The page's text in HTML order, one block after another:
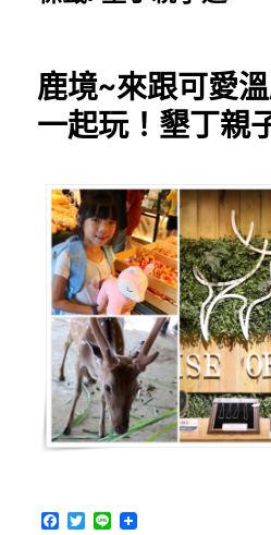
鹿境~來跟可愛
一起玩！墾丁親
F
T
L